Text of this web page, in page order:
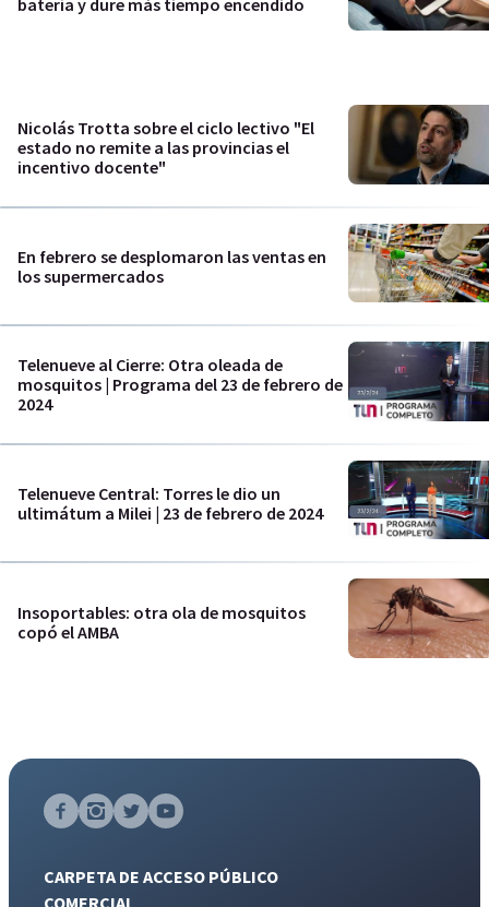
Nicolás Trotta sobre el ciclo lectivo "El
estado no remite a las provincias el
incentivo docente"
En febrero se desplomaron las ventas en
los supermercados
Telenueve al Cierre: Otra oleada de
mosquitos | Programa del 23 de febrero de
2024
Telenueve Central: Torres le dio un
ultimátum a Milei | 23 de febrero de 2024
Insoportables: otra ola de mosquitos
copó el AMBA
CARPETA DE ACCESO PÚBLICO
COMERCIAL